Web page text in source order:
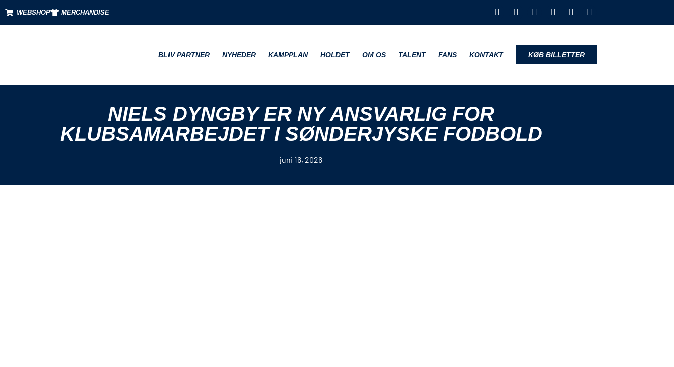
WEBSHOP MERCHANDISE
BLIV PARTNER NYHEDER KAMPPLAN HOLDET OM OS TALENT FANS KONTAKT KØB BILLETTER
NIELS DYNGBY ER NY ANSVARLIG FOR
KLUBSAMARBEJDET I SØNDERJYSKE FODBOLD
juni 16, 2026